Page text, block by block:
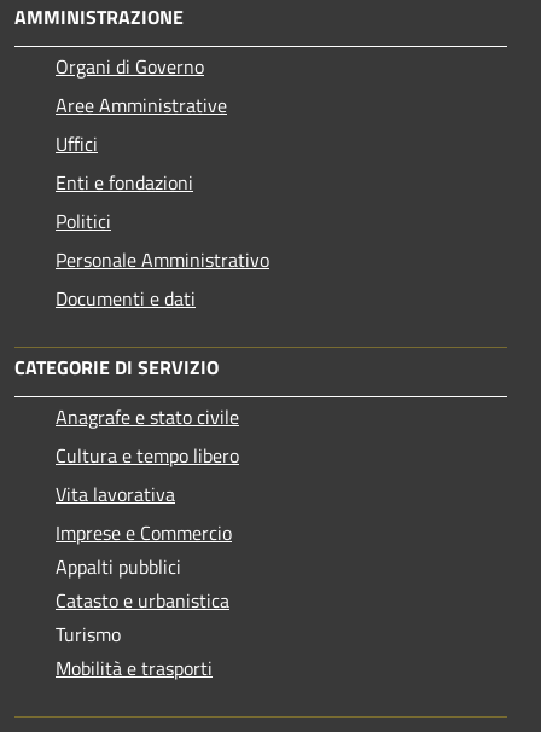
AMMINISTRAZIONE
Organi di Governo
Aree Amministrative
Uffici
Enti e fondazioni
Politici
Personale Amministrativo
Documenti e dati
CATEGORIE DI SERVIZIO
Anagrafe e stato civile
Cultura e tempo libero
Vita lavorativa
Imprese e Commercio
Appalti pubblici
Catasto e urbanistica
Turismo
Mobilità e trasporti